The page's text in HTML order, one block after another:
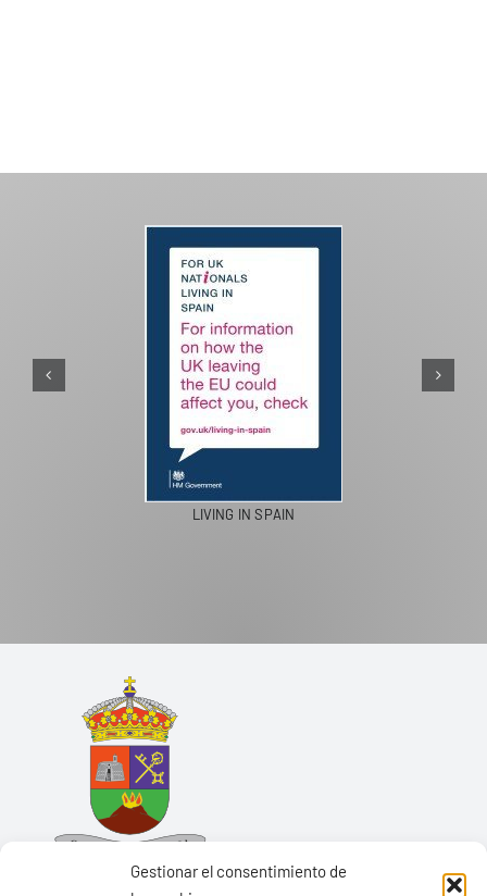
Gestionar el consentimiento de
LIVING IN SPAIN